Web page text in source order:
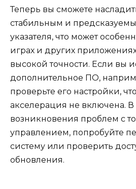
Теперь вы сможете
стабильным и
указателя, что может
играх и других
высокой точности. Если вы
дополнительное ПО,
проверьте его настройки,
акселерация не включена. В
возникновения проблем с
управлением, попробуйте
систему или проверить
обновления.